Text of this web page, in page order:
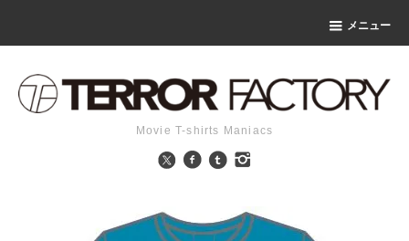
メニュー
Movie T-shirts Maniacs